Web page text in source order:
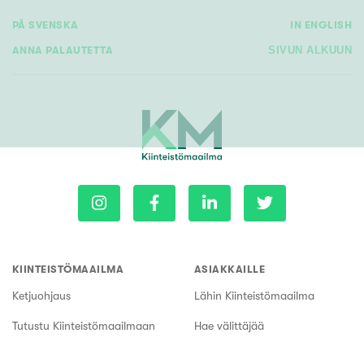
PÅ SVENSKA IN ENGLISH
ANNA PALAUTETTA SIVUN ALKUUN
KIINTEISTÖMAAILMA
Ketjuohjaus
Tutustu Kiinteistömaailmaan
ASIAKKAILLE
Lähin Kiinteistömaailma
Hae välittäjää